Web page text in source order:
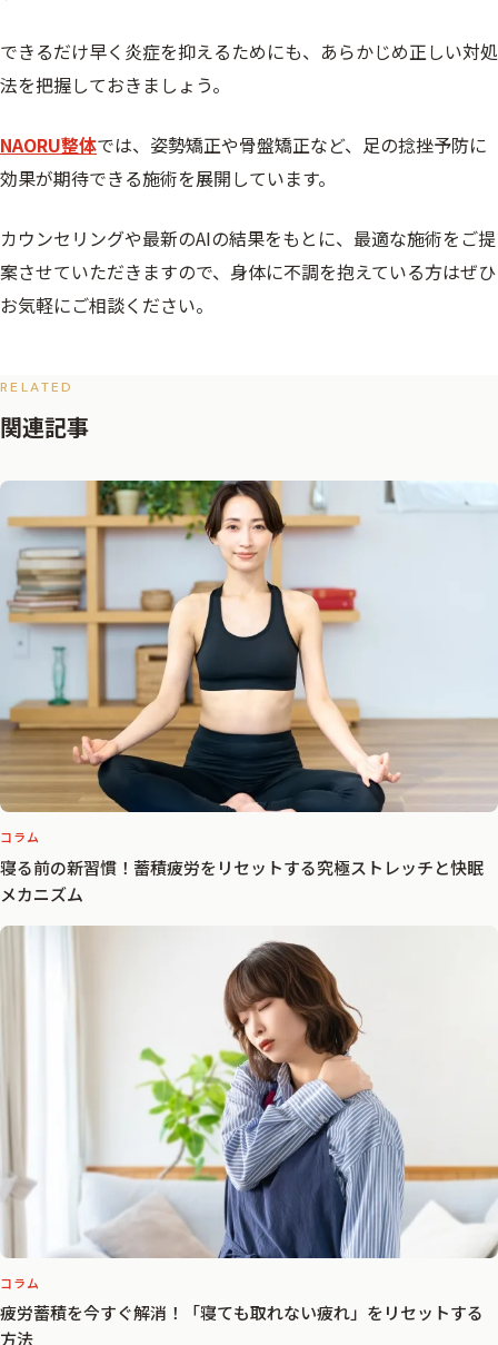
できるだけ早く炎症を抑えるためにも、あらかじめ正しい対処
法を把握しておきましょう。
NAORU整体では、姿勢矯正や骨盤矯正など、足の捻挫予防に
効果が期待できる施術を展開しています。
カウンセリングや最新のAIの結果をもとに、最適な施術をご提
案させていただきますので、身体に不調を抱えている方はぜひ
お気軽にご相談ください。
RELATED
関連記事
コラム
寝る前の新習慣！蓄積疲労をリセットする究極ストレッチと快眠
メカニズム
コラム
疲労蓄積を今すぐ解消！「寝ても取れない疲れ」をリセットする
方法